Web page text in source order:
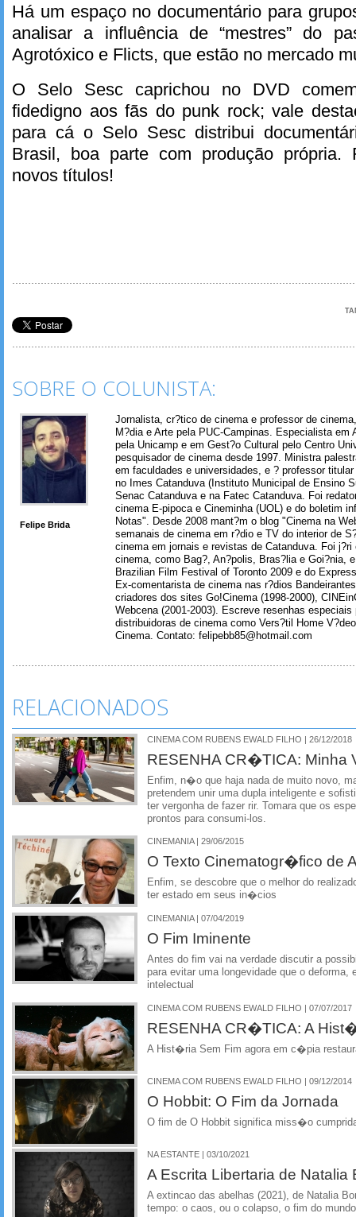
Há um espaço no documentário para
analisar a influência de “mestres” do
Agrotóxico e Flicts, que estão no mercado
O Selo Sesc caprichou no DVD
fidedigno aos fãs do punk rock; vale
para cá o Selo Sesc distribui
Brasil, boa parte com produção própria.
novos títulos!
SOBRE O COLUNISTA:
Felipe Brida
Jornalista, cr?tico de cinema e professor de
M?dia e Arte pela PUC-Campinas. Especialista em
pela Unicamp e em Gest?o Cultural pelo Centro
pesquisador de cinema desde 1997. Ministra
em faculdades e universidades, e ? professor
no Imes Catanduva (Instituto Municipal de Ensino
Senac Catanduva e na Fatec Catanduva. Foi
cinema E-pipoca e Cineminha (UOL) e do boletim
Notas". Desde 2008 mant?m o blog "Cinema na
semanais de cinema em r?dio e TV do interior de
cinema em jornais e revistas de Catanduva. Foi
cinema, como Bag?, An?polis, Bras?lia e Goi?nia,
Brazilian Film Festival of Toronto 2009 e do
Ex-comentarista de cinema nas r?dios
criadores dos sites Go!Cinema (1998-2000),
Webcena (2001-2003). Escreve resenhas especiais
distribuidoras de cinema como Vers?til Home
Cinema. Contato: felipebb85@hotmail.com
RELACIONADOS
CINEMA COM RUBENS EWALD FILHO | 26/12/2018
RESENHA CR�TICA: Minha
Enfim, n�o que haja nada de muito novo,
pretendem unir uma dupla inteligente e
ter vergonha de fazer rir. Tomara que os
prontos para consumi-los.
CINEMANIA | 29/06/2015
O Texto Cinematogr�fico
Enfim, se descobre que o melhor do
ter estado em seus in�cios
CINEMANIA | 07/04/2019
O Fim Iminente
Antes do fim vai na verdade discutir a
para evitar uma longevidade que o
intelectual
CINEMA COM RUBENS EWALD FILHO | 07/07/2017
RESENHA CR�TICA: A
A Hist�ria Sem Fim agora em c�pia
CINEMA COM RUBENS EWALD FILHO | 09/12/2014
O Hobbit: O Fim da Jornada
O fim de O Hobbit significa miss�o
NA ESTANTE | 03/10/2021
A Escrita Libertaria de Natalia
A extincao das abelhas (2021), de Natalia
tempo: o caos, ou o colapso, o fim do mundo